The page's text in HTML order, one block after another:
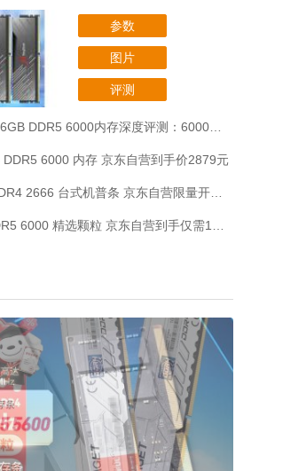
参数
图片
评测
6000 内存 京东自营到手价2879元
威刚 16G DDR5 6000 精选颗粒 京东自营到手仅需1379元